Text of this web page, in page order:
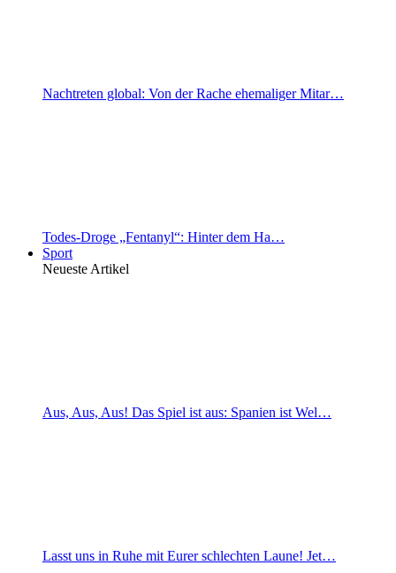
Nachtreten global: Von der Rache ehemaliger Mitar…
Todes-Droge „Fentanyl“: Hinter dem Ha…
Sport
Neueste Artikel
Aus, Aus, Aus! Das Spiel ist aus: Spanien ist Wel…
Lasst uns in Ruhe mit Eurer schlechten Laune! Jet…